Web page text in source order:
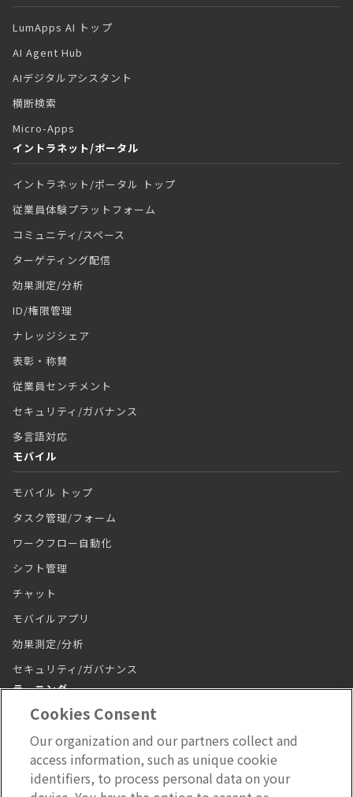
LumApps AI トップ
AI Agent Hub
AIデジタルアシスタント
横断検索
Micro-Apps
イントラネット/ポータル
イントラネット/ポータル トップ
従業員体験プラットフォーム
コミュニティ/スペース
ターゲティング配信
効果測定/分析
ID/権限管理
ナレッジシェア
表彰・称賛
従業員センチメント
セキュリティ/ガバナンス
多言語対応
モバイル
モバイル トップ
タスク管理/フォーム
ワークフロー自動化
シフト管理
チャット
モバイルアプリ
効果測定/分析
セキュリティ/ガバナンス
ラーニング
ラーニング トップ
動画（LumApps Play）
従業員ジャーニー
Cookies Consent
Our organization and our partners collect and
access information, such as unique cookie
identifiers, to process personal data on your